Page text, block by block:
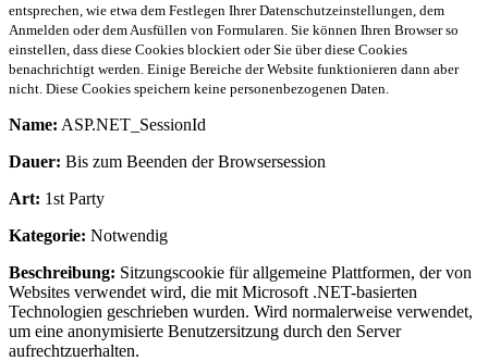
entsprechen, wie etwa dem Festlegen Ihrer Datenschutzeinstellungen, dem
Anmelden oder dem Ausfüllen von Formularen. Sie können Ihren Browser so
einstellen, dass diese Cookies blockiert oder Sie über diese Cookies
benachrichtigt werden. Einige Bereiche der Website funktionieren dann aber
nicht. Diese Cookies speichern keine personenbezogenen Daten.
Name: ASP.NET_SessionId
Dauer: Bis zum Beenden der Browsersession
Art: 1st Party
Kategorie: Notwendig
Beschreibung: Sitzungscookie für allgemeine Plattformen, der von
Websites verwendet wird, die mit Microsoft .NET-basierten
Technologien geschrieben wurden. Wird normalerweise verwendet,
um eine anonymisierte Benutzersitzung durch den Server
aufrechtzuerhalten.